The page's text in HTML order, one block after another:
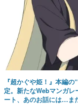
『超かぐや姫！』本編
定。新たなWebマンガ
ート、あのお話には…ま